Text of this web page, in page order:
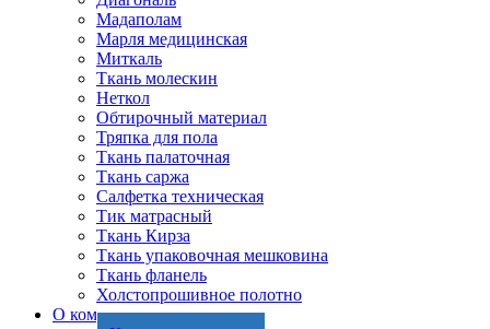
Мадаполам
Марля медицинская
Миткаль
Ткань молескин
Неткол
Обтирочный материал
Тряпка для пола
Ткань палаточная
Ткань саржа
Салфетка техническая
Тик матрасный
Ткань Кирза
Ткань упаковочная мешковина
Ткань фланель
Холстопрошивное полотно
О компании